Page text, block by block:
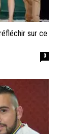
sur ce
0